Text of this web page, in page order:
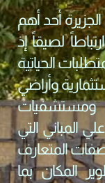
أحد أهم
لصيقاً إذ
الحياتية
وأراضي
ومستشفيات
المباني التي
المتعارف
المكان بما